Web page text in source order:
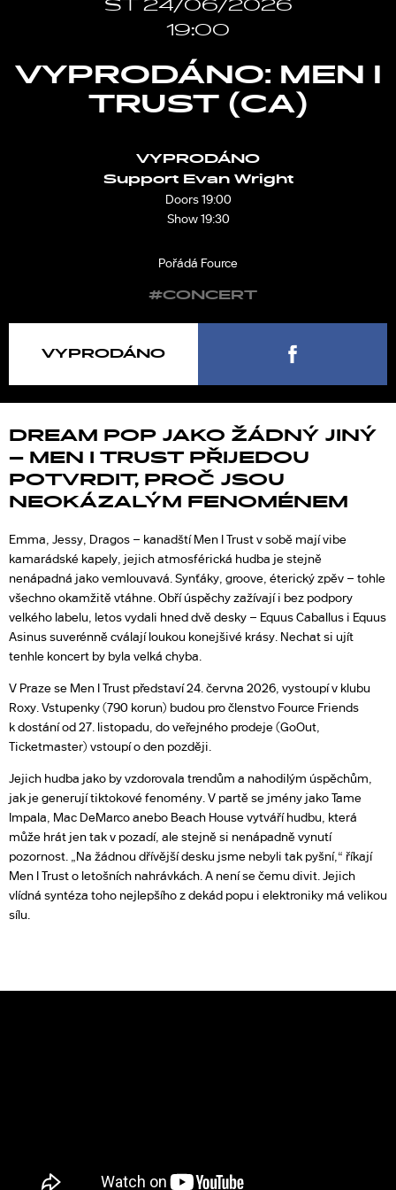
ST 24/06/2026
19:00
VYPRODÁNO: MEN I
TRUST (CA)
VYPRODÁNO
Support Evan Wright
Doors 19:00
Show 19:30
Pořádá Fource
#CONCERT
VYPRODÁNO
DREAM POP JAKO ŽÁDNÝ JINÝ
– MEN I TRUST PŘIJEDOU
POTVRDIT, PROČ JSOU
NEOKÁZALÝM FENOMÉNEM
Emma, Jessy, Dragos – kanadští Men I Trust v sobě mají vibe
kamarádské kapely, jejich atmosférická hudba je stejně
nenápadná jako vemlouvavá. Synťáky, groove, éterický zpěv – tohle
všechno okamžitě vtáhne. Obří úspěchy zažívají i bez podpory
velkého labelu, letos vydali hned dvě desky – Equus Caballus i Equus
Asinus suverénně cválají loukou konejšivé krásy. Nechat si ujít
tenhle koncert by byla velká chyba.
V Praze se Men I Trust představí 24. června 2026, vystoupí v klubu
Roxy. Vstupenky (790 korun) budou pro členstvo Fource Friends
k dostání od 27. listopadu, do veřejného prodeje (GoOut,
Ticketmaster) vstoupí o den později.
Jejich hudba jako by vzdorovala trendům a nahodilým úspěchům,
jak je generují tiktokové fenomény. V partě se jmény jako Tame
Impala, Mac DeMarco anebo Beach House vytváří hudbu, která
může hrát jen tak v pozadí, ale stejně si nenápadně vynutí
pozornost. „Na žádnou dřívější desku jsme nebyli tak pyšní,“ říkají
Men I Trust o letošních nahrávkách. A není se čemu divit. Jejich
vlídná syntéza toho nejlepšího z dekád popu i elektroniky má velikou
sílu.